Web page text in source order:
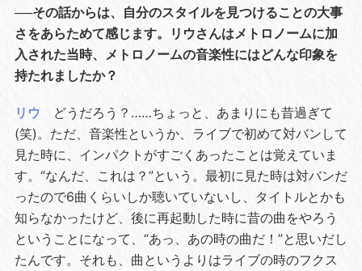
──その話からは、自分のスタイルを見つけることの大事
さをあらためて感じます。リウさんはメトロノームに加
入された当時、メトロノームの音楽性にはどんな印象を
持たれましたか？
リウ
どうだろう？……ちょっと、あまりにも昔過ぎて
(笑)。ただ、音楽性というか、ライブで初めて対バンして
見た時に、インパクトがすごくあったことは覚えていま
す。“なんだ、これは？”という。最初に見た時は対バンだ
ったので6曲くらいしか聴いていないし、タイトルとかも
知らなかったけど、後に再起動した時に昔の曲をやろう
ということになって、“あっ、あの時の曲だ！”と思いだし
たんです。それも、曲というよりはライブの時のフクス